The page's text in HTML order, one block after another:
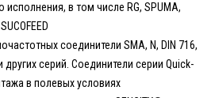
в том числе RG, SPUMA,
соединители SMA, N, DIN 716,
других серий. Соединители серии Quick-
в полевых условиях